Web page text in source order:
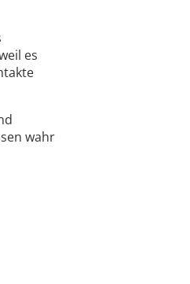
es
wahr